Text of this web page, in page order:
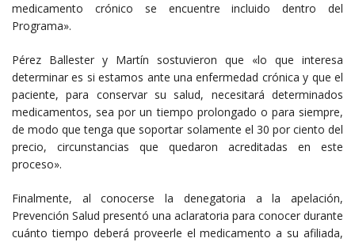
medicamento crónico se encuentre incluido dentro del
Programa».
Pérez Ballester y Martín sostuvieron que «lo que interesa
determinar es si estamos ante una enfermedad crónica y que el
paciente, para conservar su salud, necesitará determinados
medicamentos, sea por un tiempo prolongado o para siempre,
de modo que tenga que soportar solamente el 30 por ciento del
precio, circunstancias que quedaron acreditadas en este
proceso».
Finalmente, al conocerse la denegatoria a la apelación,
Prevención Salud presentó una aclaratoria para conocer durante
cuánto tiempo deberá proveerle el medicamento a su afiliada,